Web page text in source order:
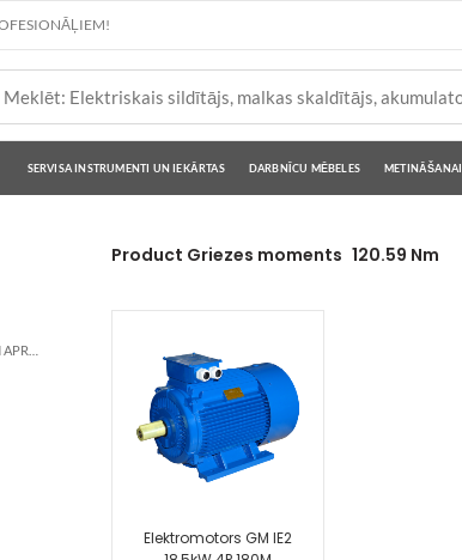
SERVISA INSTRUMENTI UN IEKĀRTAS DARBNĪCU MĒBELES METINĀŠANAI
Product Griezes moments 120.59 Nm
Elektromotors GM IE2